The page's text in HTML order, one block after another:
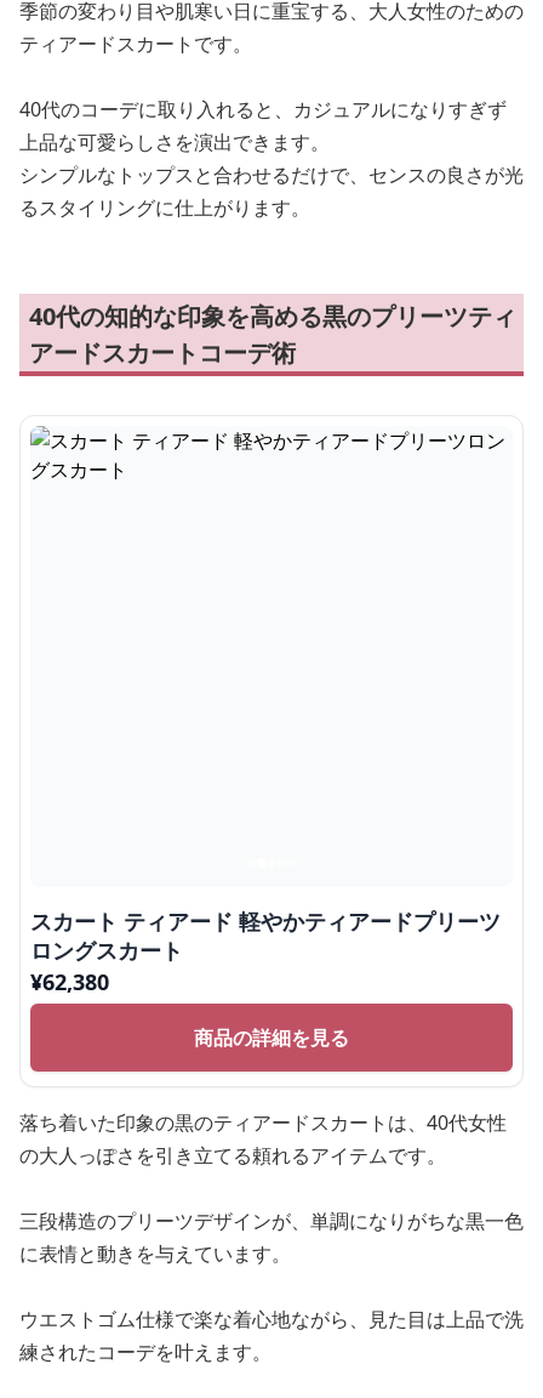
季節の変わり目や肌寒い日に重宝する、大人女性のための
ティアードスカートです。
40代のコーデに取り入れると、カジュアルになりすぎず
上品な可愛らしさを演出できます。
シンプルなトップスと合わせるだけで、センスの良さが光
るスタイリングに仕上がります。
40代の知的な印象を高める黒のプリーツティ
アードスカートコーデ術
スカート ティアード 軽やかティアードプリーツ
ロングスカート
¥62,380
商品の詳細を見る
落ち着いた印象の黒のティアードスカートは、40代女性
の大人っぽさを引き立てる頼れるアイテムです。
三段構造のプリーツデザインが、単調になりがちな黒一色
に表情と動きを与えています。
ウエストゴム仕様で楽な着心地ながら、見た目は上品で洗
練されたコーデを叶えます。